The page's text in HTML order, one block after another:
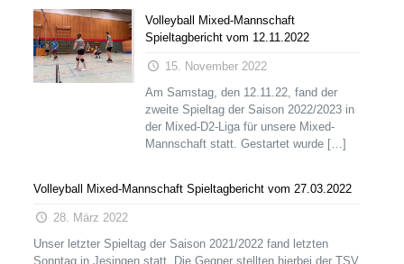
Volleyball Mixed-Mannschaft
Spieltagbericht vom 12.11.2022
15. November 2022
Am Samstag, den 12.11.22, fand der
zweite Spieltag der Saison 2022/2023 in
der Mixed-D2-Liga für unsere Mixed-
Mannschaft statt. Gestartet wurde […]
Volleyball Mixed-Mannschaft Spieltagbericht vom 27.03.2022
28. März 2022
Unser letzter Spieltag der Saison 2021/2022 fand letzten
Sonntag in Jesingen statt. Die Gegner stellten hierbei der TSV